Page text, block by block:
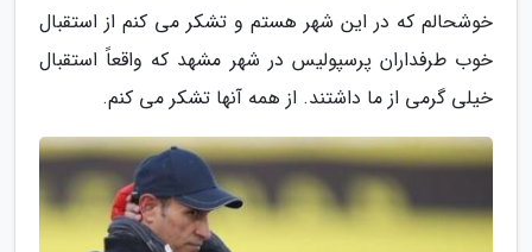
خوشحالم که در این شهر هستم و تشکر می کنم از استقبال
خوب طرفداران پرسپولیس در شهر مشهد که واقعاً استقبال
خیلی گرمی از ما داشتند. از همه آنها تشکر می کنم.